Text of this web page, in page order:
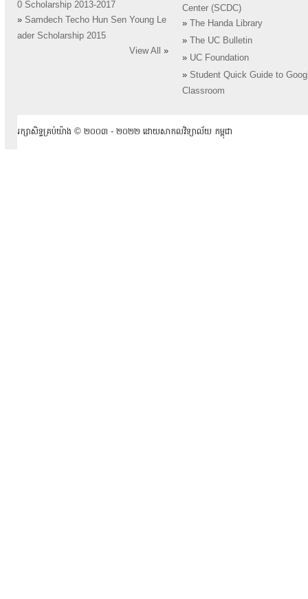
0 Scholarship 2013-2017
» Samdech Techo Hun Sen Young Le
ader Scholarship 2015
View All
»
Center (SCDC)
»
The Handa Library
»
The UC Bulletin
» UC Foundation
» Student Quick Guide to
Classroom
រក្សាសិទ្ធគ្រប់យ៉ាង ​© ២០០៣ -​ ២០២២ ដោយសាកលវិទ្យាល័យ កម្ពុជា